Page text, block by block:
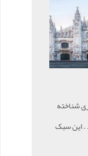
شناخته
. این سبک